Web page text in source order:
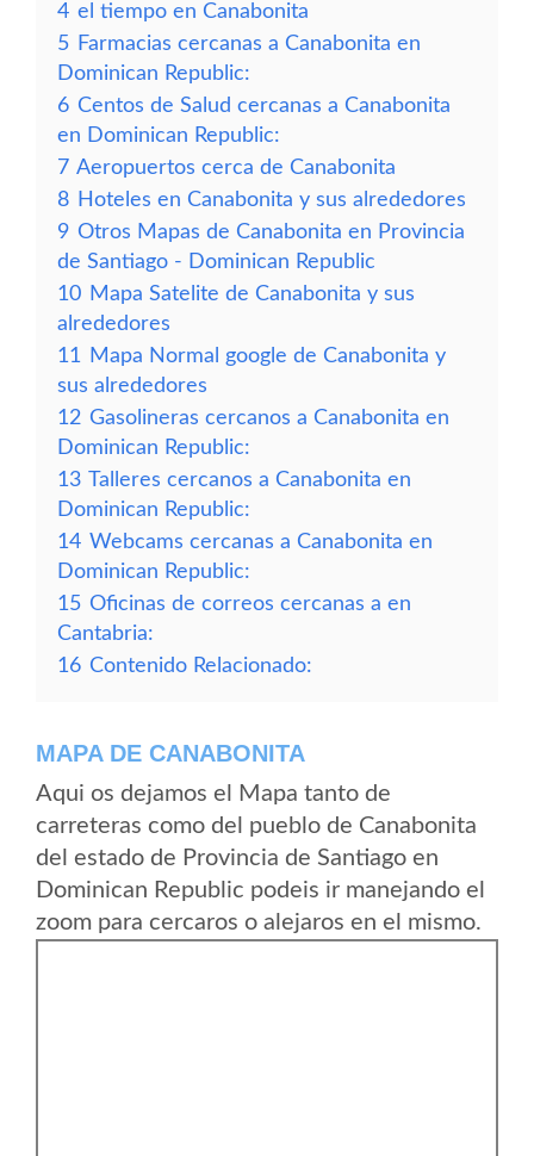
4 el tiempo en Canabonita
5 Farmacias cercanas a Canabonita en
Dominican Republic:
6 Centos de Salud cercanas a Canabonita
en Dominican Republic:
7 Aeropuertos cerca de Canabonita
8 Hoteles en Canabonita y sus alrededores
9 Otros Mapas de Canabonita en Provincia
de Santiago - Dominican Republic
10 Mapa Satelite de Canabonita y sus
alrededores
11
Mapa Normal google de Canabonita y
sus alrededores
12 Gasolineras cercanos a Canabonita en
Dominican Republic:
13 Talleres cercanos a Canabonita en
Dominican Republic:
14 Webcams cercanas a Canabonita en
Dominican Republic:
15 Oficinas de correos cercanas a en
Cantabria:
16 Contenido Relacionado:
MAPA DE CANABONITA
Aqui os dejamos el Mapa tanto de
carreteras como del pueblo de Canabonita
del estado de Provincia de Santiago en
Dominican Republic podeis ir manejando el
zoom para cercaros o alejaros en el mismo.